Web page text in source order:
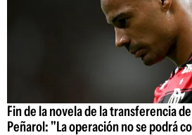
Fin de la novela de la transferencia
Peñarol: "La operación no se podrá